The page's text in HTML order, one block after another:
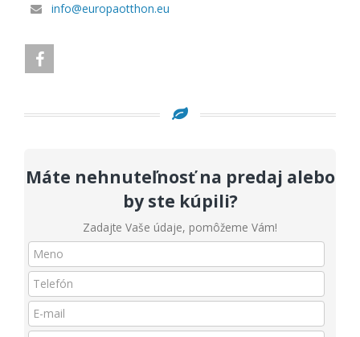
info@europaotthon.eu
Máte nehnuteľnosť na predaj alebo
by ste kúpili?
Zadajte Vaše údaje, pomôžeme Vám!